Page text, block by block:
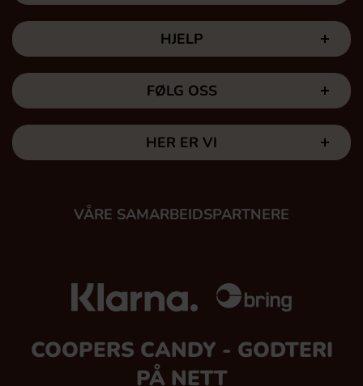
HJELP
FØLG OSS
HER ER VI
VÅRE SAMARBEIDSPARTNERE
COOPERS CANDY - GODTERI
PÅ NETT